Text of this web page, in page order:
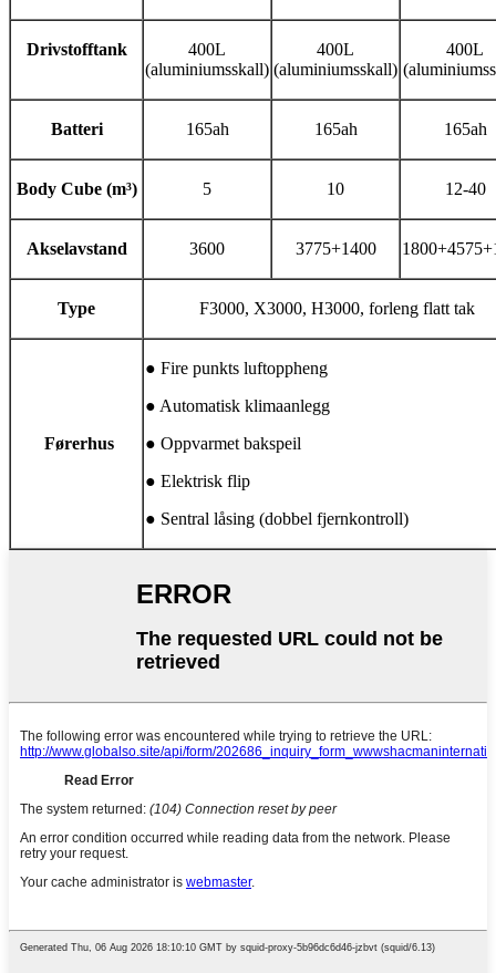
Drivstofftank
400L
(aluminiumsskall)
400L
(aluminiumsskall)
400L
Batteri 165ah 165ah 165ah
Body Cube (m³) 5 10 12-40
Akselavstand 3600 3775+1400
Type F3000, X3000, H3000, forleng flatt tak
Førerhus
● Fire punkts luftoppheng
● Automatisk klimaanlegg
● Oppvarmet bakspeil
● Elektrisk flip
● Sentral låsing (dobbel fjernkontroll)